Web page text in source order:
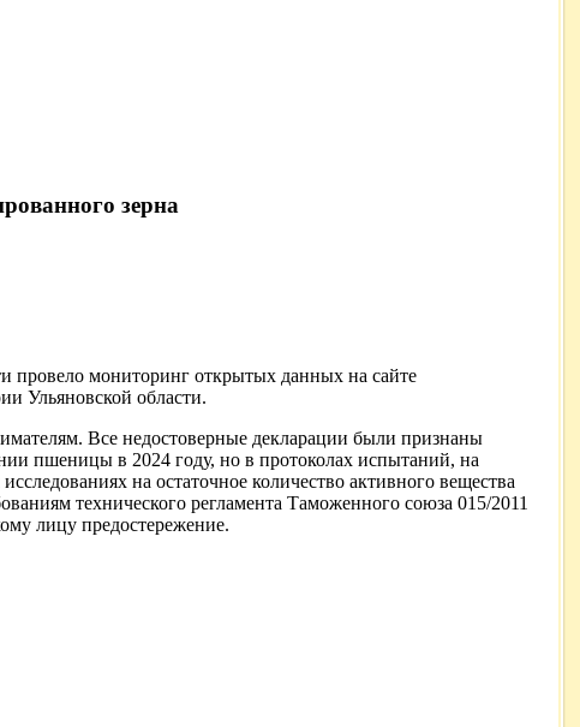
зерна
провело мониторинг открытых данных на сайте
Ульяновской области.
Все недостоверные декларации были признаны
пшеницы в 2024 году, но в протоколах испытаний, на
на остаточное количество активного вещества
технического регламента Таможенного союза 015/2011
лицу предостережение.